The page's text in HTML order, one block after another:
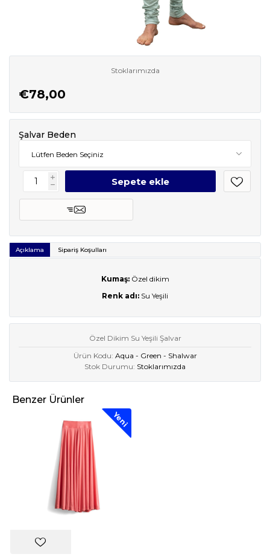
Stoklarımızda
€78,00
Şalvar Beden
i
h
Açıklama Sipariş Koşulları
Kumaş: Özel dikim
Renk adı: Su Yeşili
Özel Dikim Su Yeşili Şalvar
Ürün Kodu: Aqua - Green - Shalwar
Stok Durumu: Stoklarımızda
Benzer Ürünler
Yeni